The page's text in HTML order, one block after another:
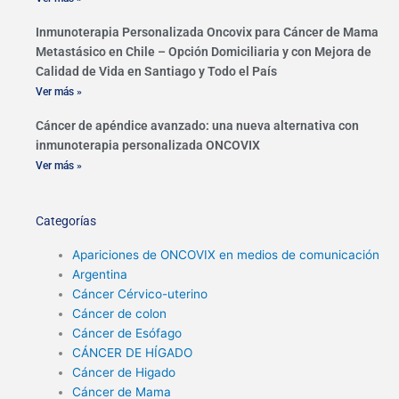
Inmunoterapia Personalizada Oncovix para Cáncer de Mama
Metastásico en Chile – Opción Domiciliaria y con Mejora de
Calidad de Vida en Santiago y Todo el País
Ver más »
Cáncer de apéndice avanzado: una nueva alternativa con
inmunoterapia personalizada ONCOVIX
Ver más »
Categorías
Apariciones de ONCOVIX en medios de comunicación
Argentina
Cáncer Cérvico-uterino
Cáncer de colon
Cáncer de Esófago
CÁNCER DE HÍGADO
Cáncer de Higado
Cáncer de Mama